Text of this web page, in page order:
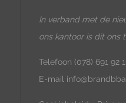
In verband met de
ons kantoor is dit ons
Telefoon (078) 691 92
E-mail